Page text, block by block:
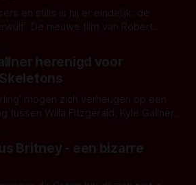
en stills is hij er eindelijk: de
De nieuwe film van Robert
mythe. Het topic deze keer is (kon
weerwolf. Kijk je mee?
herenigd voor
mogen zich verheugen op een
tussen Willa Fitzgerald, Kyle Gallner
creature feature waarvoor de
Australië.
Britney - een bizarre